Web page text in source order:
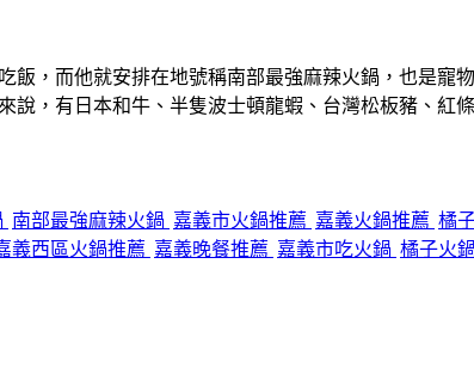
飯，而他就安排在地號稱南部最強麻辣火鍋，也是寵
說，有日本和牛、半隻波士頓龍蝦、台灣松板豬、
南部最強麻辣火鍋 嘉義市火鍋推薦 嘉義火鍋推薦 橘
義西區火鍋推薦 嘉義晚餐推薦 嘉義市吃火鍋 橘子火